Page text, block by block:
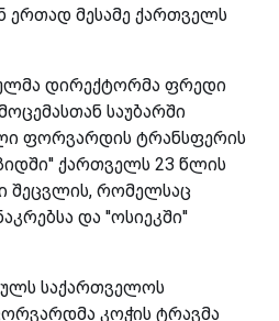
ერთად მესამე ქართველს
დირექტორმა ფრედი
საუბარში
ფორვარდის ტრანსფერის
ქართველს 23 წლის
შეცვლის, რომელსაც
და ''ოსიეკში''
საქართველოს
კოჭის ტრავმა